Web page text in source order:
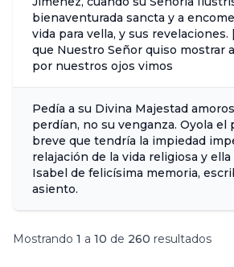
bienaventurada sancta y a
vida para vella, y sus
que Nuestro Señor quiso mostrar
por nuestros ojos vimos
Pedía a su Divina Majestad
perdían, no su venganza. Oyola
breve que tendría la impiedad
relajación de la vida religiosa y
Isabel de felicísima memoria,
asiento.
Mostrando 1 a 10 de 260 resultados